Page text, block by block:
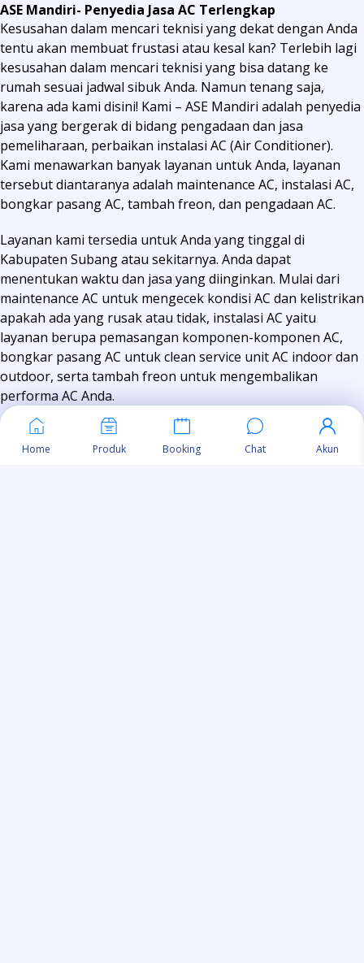
ASE Mandiri- Penyedia Jasa AC Terlengkap
Kesusahan dalam mencari teknisi yang dekat dengan Anda
tentu akan membuat frustasi atau kesal kan? Terlebih lagi
kesusahan dalam mencari teknisi yang bisa datang ke
rumah sesuai jadwal sibuk Anda. Namun tenang saja,
karena ada kami disini! Kami – ASE Mandiri adalah penyedia
jasa yang bergerak di bidang pengadaan dan jasa
pemeliharaan, perbaikan instalasi AC (Air Conditioner).
Kami menawarkan banyak layanan untuk Anda, layanan
tersebut diantaranya adalah maintenance AC, instalasi AC,
bongkar pasang AC, tambah freon, dan pengadaan AC.
Layanan kami tersedia untuk Anda yang tinggal di
Kabupaten Subang atau sekitarnya. Anda dapat
menentukan waktu dan jasa yang diinginkan. Mulai dari
maintenance AC untuk mengecek kondisi AC dan kelistrikan
apakah ada yang rusak atau tidak, instalasi AC yaitu
layanan berupa pemasangan komponen-komponen AC,
bongkar pasang AC untuk clean service unit AC indoor dan
outdoor, serta tambah freon untuk mengembalikan
performa AC Anda.
Selain itu, kami juga melayani pengadaan unit AC apabila
Anda ingin memasang AC. Berbagai macam merk AC
Home Produk Booking Chat Akun